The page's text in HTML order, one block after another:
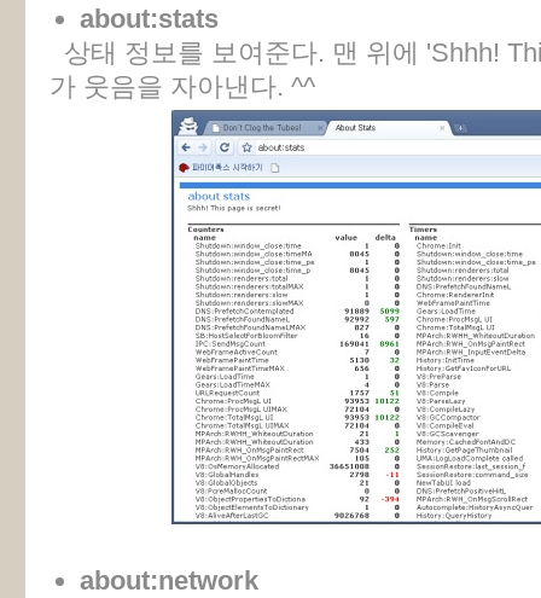
about:stats
상태 정보를 보여준다. 맨 위에 'Shhh!
가 웃음을 자아낸다. ^^
about:network